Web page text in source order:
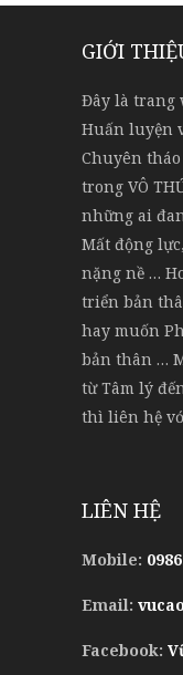
GIỚI
Đây là trang
Huấn luyện
Chuyên tháo
trong VÔ
những ai
Mất động
nặng nề …
triển bản
hay muốn
bản thân …
từ Tâm lý
thì liên hệ
LIÊN HỆ
Mobile:
Email:
Facebook: